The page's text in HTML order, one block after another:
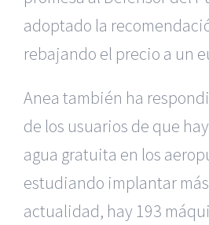
adoptado la
rebajando el precio a un
Anea también ha
de los usuarios de que
agua gratuita en los
estudiando implantar
actualidad, hay 193